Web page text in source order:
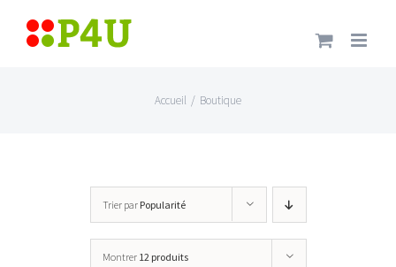
Passer
Accueil / Boutique
Trier par Popularité
Montrer 12 produits